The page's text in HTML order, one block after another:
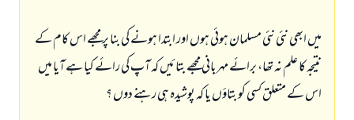
ميں ابھى نئى نئى مسلمان ہوئى ہوں اور ابتدا ہونے كى بنا پر مجھے اس كام كے
نتيجہ كا علم نہ تھا، برائے مہربانى مجھے بتائيں كہ آپ كى رائے كيا ہے آيا ميں
اس كے متعلق كسى كو بتاؤں يا كہ پوشيدہ ہى رہنے دوں ؟